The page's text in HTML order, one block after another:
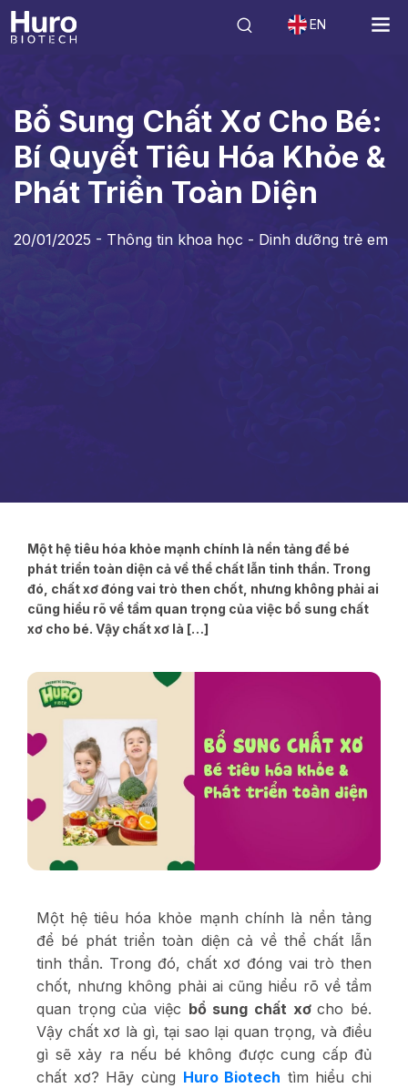
EN
Tin tức
Bổ Sung Chất Xơ Cho Bé:
Bí Quyết Tiêu Hóa Khỏe &
Phát Triển Toàn Diện
20/01/2025 - Thông tin khoa học - Dinh dưỡng trẻ em
Một hệ tiêu hóa khỏe mạnh chính là nền tảng để bé
phát triển toàn diện cả về thể chất lẫn tinh thần. Trong
đó, chất xơ đóng vai trò then chốt, nhưng không phải ai
cũng hiểu rõ về tầm quan trọng của việc bổ sung chất
xơ cho bé. Vậy chất xơ là […]
Một hệ tiêu hóa khỏe mạnh chính là nền tảng
để bé phát triển toàn diện cả về thể chất lẫn
tinh thần. Trong đó, chất xơ đóng vai trò then
chốt, nhưng không phải ai cũng hiểu rõ về tầm
quan trọng của việc bổ sung chất xơcho bé.
Vậy chất xơ là gì, tại sao lại quan trọng, và điều
gì sẽ xảy ra nếu bé không được cung cấp đủ
chất xơ? Hãy cùng Huro Biotech tìm hiểu chi